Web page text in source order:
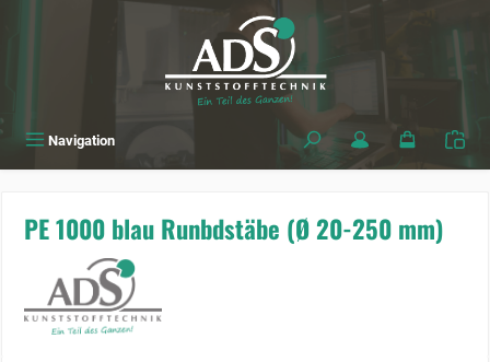
Navigation
PE 1000 blau Runbdstäbe (Ø 20-250 mm)